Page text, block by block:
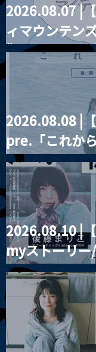
2025.07.02
RENTAL
2026.08.07 |
ィマウンテン
“HALL-IN-
2026.08.08 |
pre.「これか
Blurred City
とベルリンの
2026.08.10 |
myストーリ
藤まりこアコ
violence
ツ」